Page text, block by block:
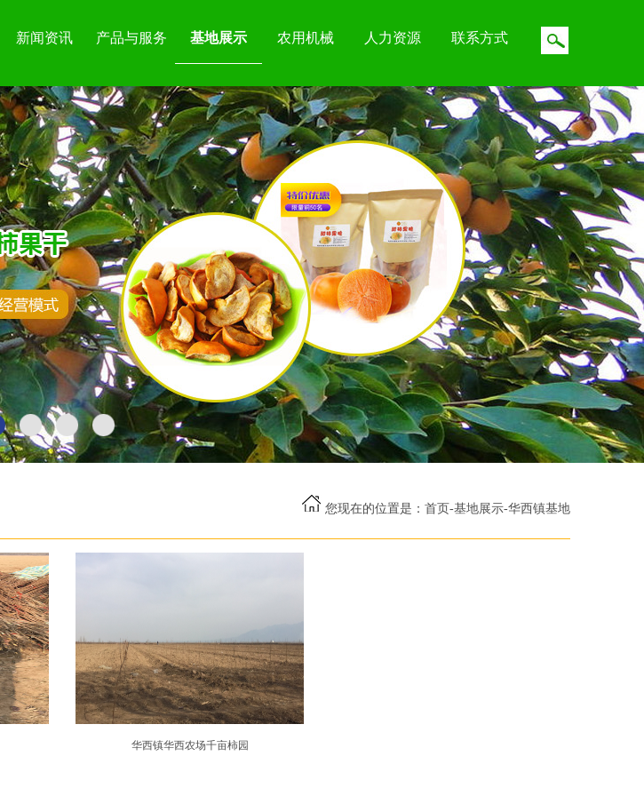
新闻资讯 产品与服务 基地展示 农用机械 人力资源 联系方式
您现在的位置是： 首页-基地展示-华西镇基地
华西镇华西农场千亩柿园